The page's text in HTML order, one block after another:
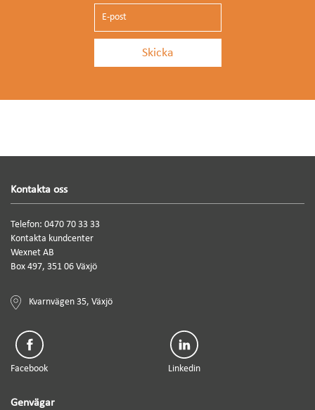
Kontakta oss
Telefon: 0470 70 33 33
Kontakta kundcenter
Wexnet AB
Box 497, 351 06 Växjö
Kvarnvägen 35, Växjö
Facebook Linkedin
Genvägar